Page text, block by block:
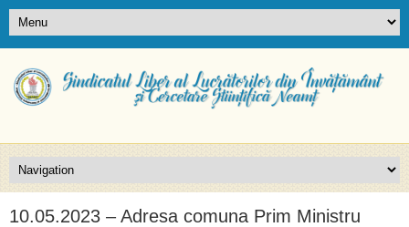
10.05.2023 – Adresa comuna Prim Ministru